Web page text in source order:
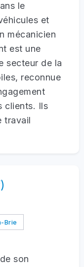
le
et
mécanicien
est une
secteur de la
reconnue
clients. Ils
travail
Brie
son